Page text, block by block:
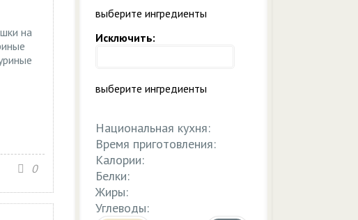
на
0
выберите ингредиенты
Исключить:
выберите ингредиенты
Национальная кухня:
Время приготовления:
Калории:
Белки:
Жиры:
Углеводы: